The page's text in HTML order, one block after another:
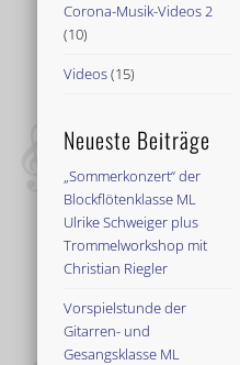
Corona-Musik-Videos 2
(10)
Videos(15)
Neueste Beiträge
„Sommerkonzert“ der
Blockflötenklasse ML
Ulrike Schweiger plus
Trommelworkshop mit
Christian Riegler
Vorspielstunde der
Gitarren- und
Gesangsklasse ML